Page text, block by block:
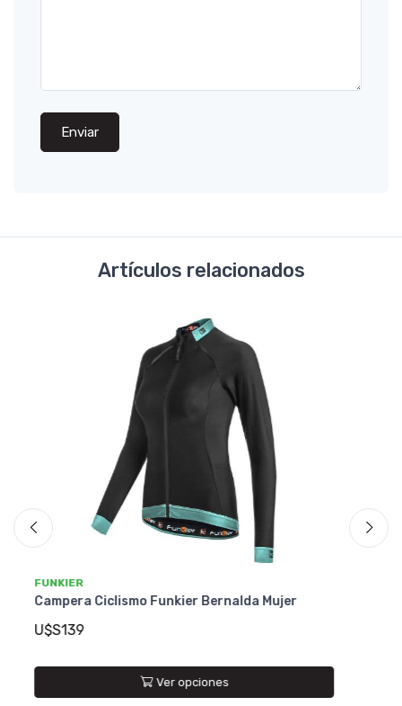
Enviar
Artículos relacionados
FUNKIER
Campera Ciclismo Funkier Coiano Therm
U$S99
Ver opciones